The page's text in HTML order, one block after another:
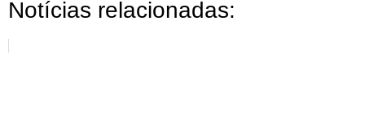
Notícias relacionadas: